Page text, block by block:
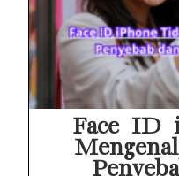
Face ID